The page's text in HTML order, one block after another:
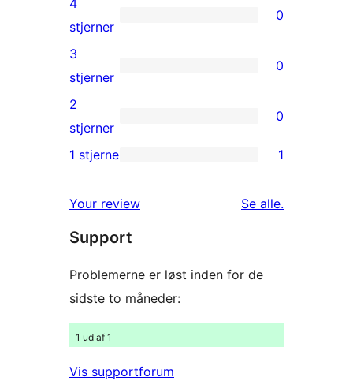
stjernet
anmeldelser
0
4-
stjernet
anmeldelser
stjerner
0
0
3-
stjernet
anmeldelser
3
stjerner
0
0
2-
anmeldelser
2
stjerner
0
stjernet
anmeldelse
1 stjerne 1
Your review Se alleanmeldelser
.
Support
Problemerne er løst inden for de
sidste to måneder:
1 ud af 1
Vis supportforum